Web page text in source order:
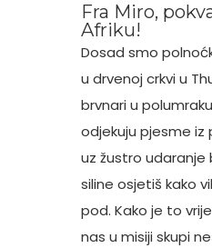
Fra Miro,
Afriku!
Dosad smo
u drvenoj crkvi u
brvnari u
odjekuju pjesme iz
uz žustro
siline osjetiš kako
pod. Kako je to
nas u misiji skupi